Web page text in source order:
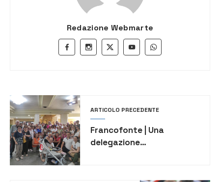
Redazione Webmarte
ARTICOLO PRECEDENTE
Francofonte | Una
delegazione
organizzata dalla Società